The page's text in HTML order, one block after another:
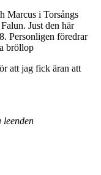
Marcus i Torsångs
Just den här
Personligen föredrar
bröllop
att jag fick äran att
leenden